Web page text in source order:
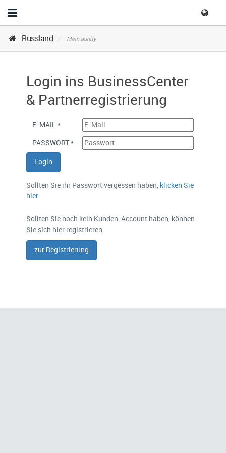
Russland Mein aunity
Login ins BusinessCenter
& Partnerregistrierung
E-MAIL *
PASSWORT *
Sollten Sie ihr Passwort vergessen haben, klicken Sie
hier
Sollten Sie noch kein Kunden-Account haben, können
Sie sich hier registrieren.
zur Registrierung